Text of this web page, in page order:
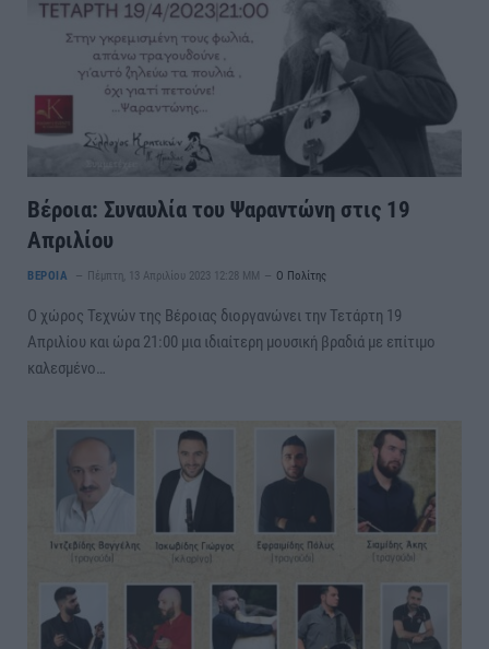
Βέροια: Συναυλία του Ψαραντώνη στις 19
Απριλίου
ΒΕΡΟΙΑ Πέμπτη, 13 Απριλίου 2023 12:28 ΜΜ Ο Πολίτης
Ο χώρος Τεχνών της Βέροιας διοργανώνει την Τετάρτη 19
Απριλίου και ώρα 21:00 μια ιδιαίτερη μουσική βραδιά με επίτιμο
καλεσμένο…